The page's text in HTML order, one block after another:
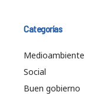
Categorías
Medioambiente
Social
Buen gobierno